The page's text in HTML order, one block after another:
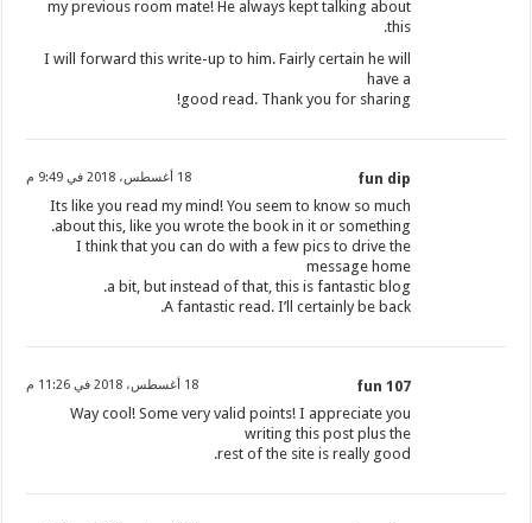
my previous room mate! He always kept talking about
this.
I will forward this write-up to him. Fairly certain he will
have a
good read. Thank you for sharing!
fun dip 18 أغسطس، 2018 في 9:49 م
Its like you read my mind! You seem to know so much
about this, like you wrote the book in it or something.
I think that you can do with a few pics to drive the
message home
a bit, but instead of that, this is fantastic blog.
A fantastic read. I’ll certainly be back.
fun 107 18 أغسطس، 2018 في 11:26 م
Way cool! Some very valid points! I appreciate you
writing this post plus the
rest of the site is really good.